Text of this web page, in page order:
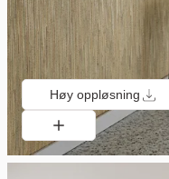
Høy oppløsning